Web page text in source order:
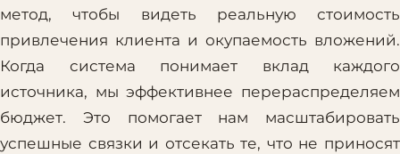
метод, чтобы видеть реальную стоимость
привлечения клиента и окупаемость вложений.
Когда система понимает вклад каждого
источника, мы эффективнее перераспределяем
бюджет. Это помогает нам масштабировать
успешные связки и отсекать те, что не приносят